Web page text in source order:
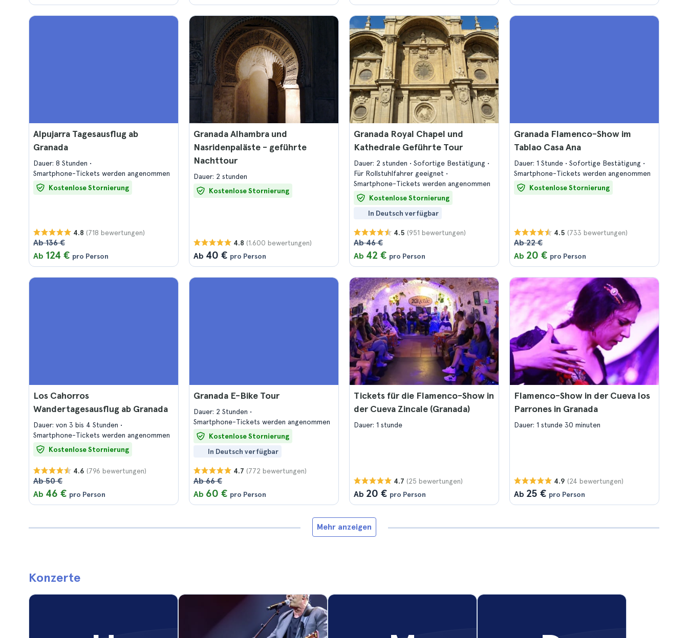
Alpujarra Tagesausflug ab
Granada
Dauer: 8 Stunden
Smartphone-Tickets werden angenommen
Kostenlose Stornierung
4.8 (718 bewertungen)
Ab 136 €
Ab 124 € pro Person
Granada Alhambra und
Nasridenpaläste - geführte
Nachttour
Dauer: 2 stunden
Kostenlose Stornierung
4.8 (1.600 bewertungen)
Ab 40 € pro Person
Granada Royal Chapel und
Kathedrale Geführte Tour
Dauer: 2 stunden
Sofortige Bestätigung
Für Rollstuhlfahrer geeignet
Smartphone-Tickets werden angenommen
Kostenlose Stornierung
In Deutsch verfügbar
4.5 (951 bewertungen)
Ab 46 €
Ab 42 € pro Person
Granada Flamenco-Show im
Tablao Casa Ana
Dauer: 1 Stunde
Sofortige Bestätigung
Smartphone-Tickets werden angenommen
Kostenlose Stornierung
4.5 (733 bewertungen)
Ab 22 €
Ab 20 € pro Person
Los Cahorros
Wandertagesausflug ab Granada
Dauer: von 3 bis 4 Stunden
Smartphone-Tickets werden angenommen
Kostenlose Stornierung
4.6 (796 bewertungen)
Ab 50 €
Ab 46 € pro Person
Granada E-Bike Tour
Dauer: 2 Stunden
Smartphone-Tickets werden angenommen
Kostenlose Stornierung
In Deutsch verfügbar
4.7 (772 bewertungen)
Ab 66 €
Ab 60 € pro Person
Tickets für die Flamenco-Show in
der Cueva Zincale (Granada)
Dauer: 1 stunde
4.7 (25 bewertungen)
Ab 20 € pro Person
Flamenco-Show in der Cueva los
Parrones in Granada
Dauer: 1 stunde 30 minuten
4.9 (24 bewertungen)
Ab 25 € pro Person
Mehr anzeigen
Konzerte